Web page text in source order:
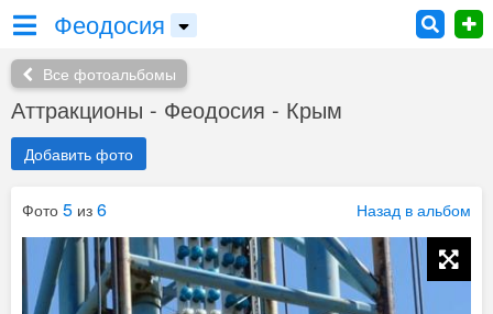
Феодосия
Все фотоальбомы
Аттракционы - Феодосия - Крым
Добавить фото
Фото 5 из 6 Назад в альбом